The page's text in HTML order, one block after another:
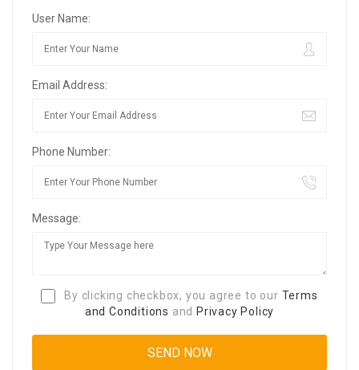
User Name:
Email Address:
Phone Number:
Message:
By clicking checkbox, you agree to our Terms
and Conditions and Privacy Policy